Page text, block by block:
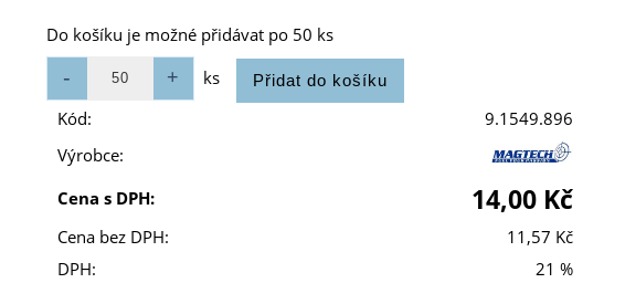
Do košíku je možné přidávat po 50 ks
ks
Kód:
9.1549.896
Výrobce:
Cena s DPH:
14,00 Kč
Cena bez DPH:
11,57 Kč
DPH:
21 %